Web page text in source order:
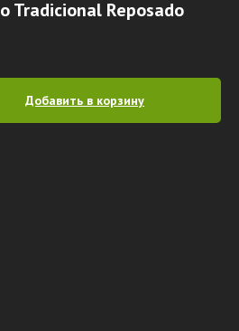
Tradicional Reposado
Добавить в корзину